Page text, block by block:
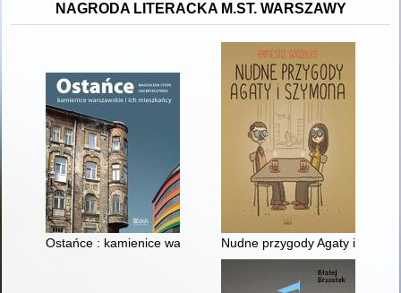
NAGRODA LITERACKA M.ST. WARSZAWY
Ostańce : kamienice warszawskie i ich mieszkańcy
Nudne przygody Agaty i